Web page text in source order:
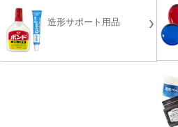
造形サポート用品